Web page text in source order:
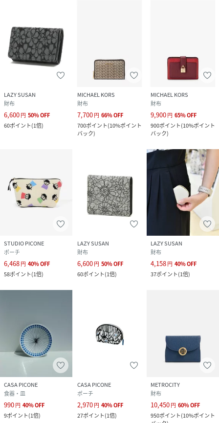
LAZY SUSAN
財布
6,600円 50%OFF
60ポイント(1倍)
MICHAEL KORS
財布
7,700円 66%OFF
700ポイント(10%ポイント
バック)
MICHAEL KORS
財布
9,900円 65%OFF
900ポイント(10%ポイント
バック)
STUDIO PICONE
ポーチ
6,468円 40%OFF
58ポイント(1倍)
LAZY SUSAN
財布
6,600円 50%OFF
60ポイント(1倍)
LAZY SUSAN
財布
4,158円 40%OFF
37ポイント(1倍)
CASA PICONE
食器・皿
990円 40%OFF
9ポイント(1倍)
CASA PICONE
ポーチ
2,970円 40%OFF
27ポイント(1倍)
METROCITY
財布
10,450円 60%OFF
950ポイント(10%ポイント